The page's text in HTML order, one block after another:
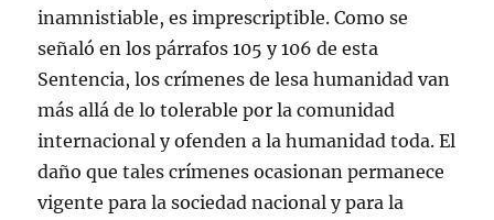
inamnistiable, es imprescriptible. Como se
señaló en los párrafos 105 y 106 de esta
Sentencia, los crímenes de lesa humanidad van
más allá de lo tolerable por la comunidad
internacional y ofenden a la humanidad toda. El
daño que tales crímenes ocasionan permanece
vigente para la sociedad nacional y para la